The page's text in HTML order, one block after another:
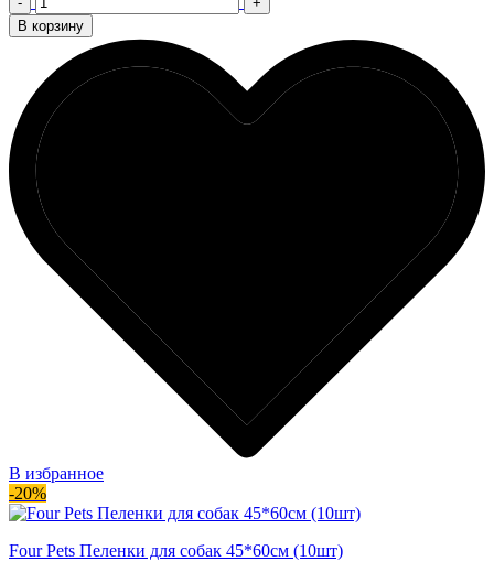
В корзину
В избранное
-20%
Four Pets Пеленки для собак 45*60см (10шт)